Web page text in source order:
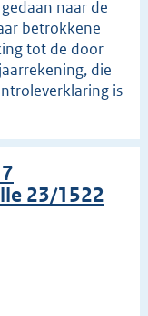
naar de
betrokkene
tot de door
die
is
23/1522